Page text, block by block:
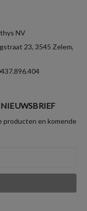
NV
23, 3545 Zelem,
producten en komende